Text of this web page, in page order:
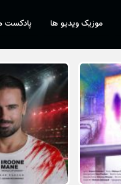
موزیک ویدیو ها پادکست